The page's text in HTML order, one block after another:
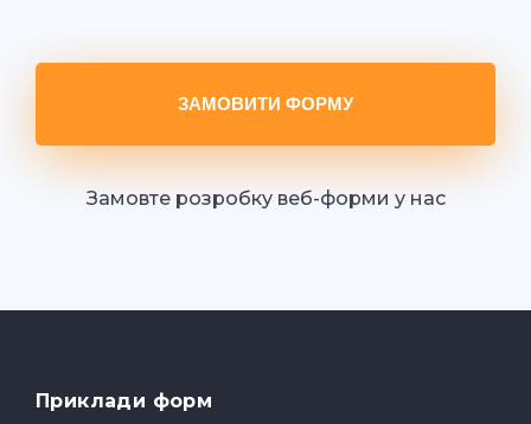
ЗАМОВИТИ ФОРМУ
Замовте розробку веб-форми у нас
Приклади форм